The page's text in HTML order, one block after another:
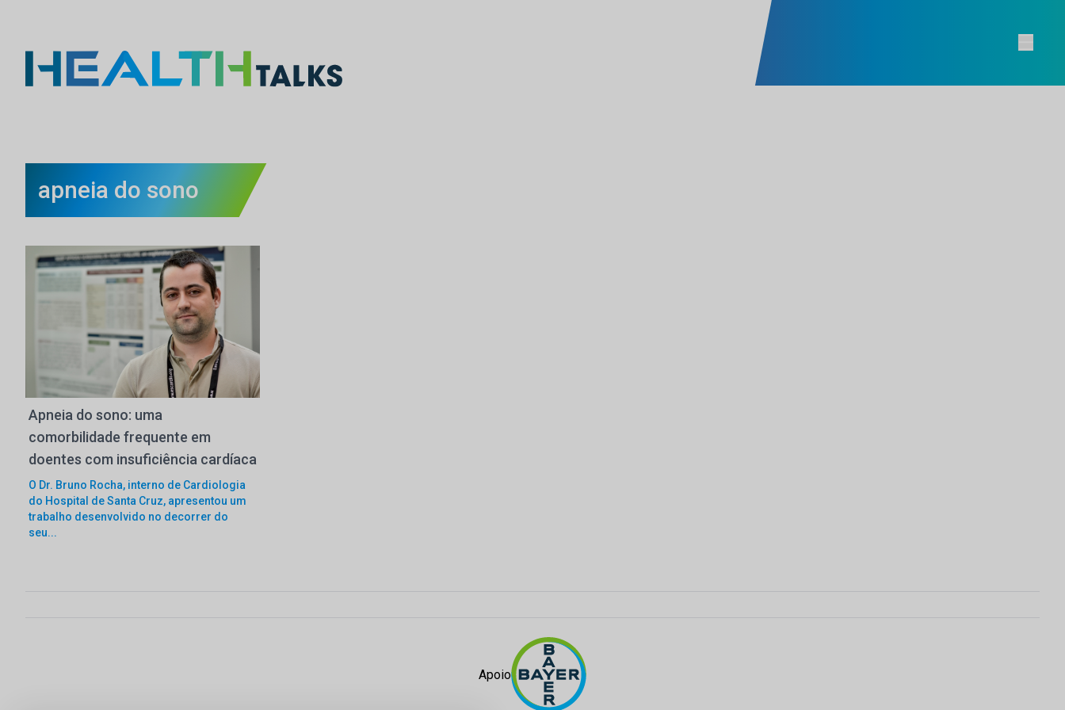
apneia do sono
Apneia do sono: uma
comorbilidade frequente em
doentes com insuficiência cardíaca
O Dr. Bruno Rocha, interno de Cardiologia
do Hospital de Santa Cruz, apresentou um
trabalho desenvolvido no decorrer do
seu...
Apoio